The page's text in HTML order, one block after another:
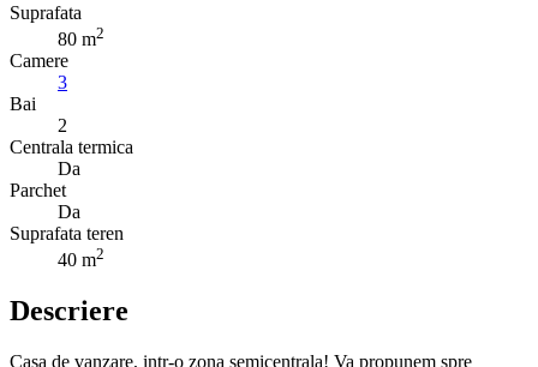
Suprafata
80 m2
Camere
3
Bai
2
Centrala termica
Da
Parchet
Da
Suprafata teren
40 m2
Descriere
Casa de vanzare, intr-o zona semicentrala! Va propunem spre